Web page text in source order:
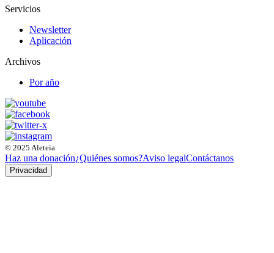
Servicios
Newsletter
Aplicación
Archivos
Por año
© 2025 Aleteia
Haz una donación¿Quiénes somos?Aviso legalContáctanos
Privacidad